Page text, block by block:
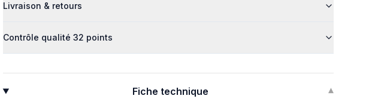
Livraison & retours
Contrôle qualité 32 points
Fiche technique ▾